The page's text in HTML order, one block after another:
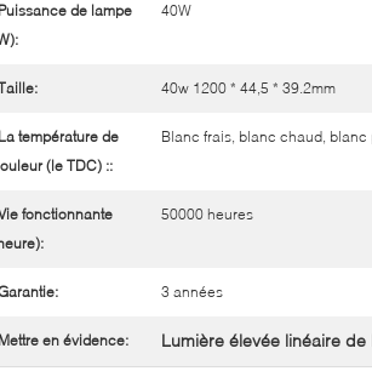
de lampe
40W
40w 1200 * 44,5 * 39.2mm
température de
(le TDC) ::
Blanc frais, blanc chaud, blanc
fonctionnante
50000 heures
3 années
en évidence: Lumière élevée linéaire